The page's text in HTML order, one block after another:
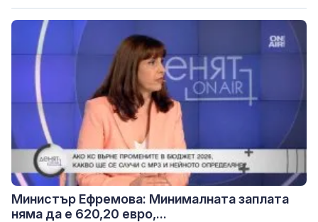
Министър Ефремова: Минималната заплата
няма да е 620,20 евро,...